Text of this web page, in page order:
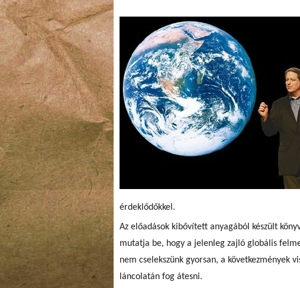
érdeklődőkkel.
Az előadások kibővített anyagából készült
mutatja be, hogy a jelenleg zajló globális
nem cselekszünk gyorsan, a következmények
láncolatán fog átesni.